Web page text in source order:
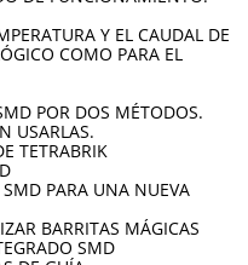
Y EL CAUDAL DE
COMO PARA EL
POR DOS MÉTODOS.
USARLAS.
TETRABRIK
SMD PARA UNA NUEVA
BARRITAS MÁGICAS
SMD